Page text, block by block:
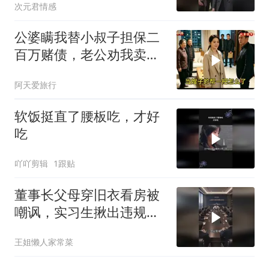
次元君情感
公婆瞒我替小叔子担保二
百万赌债，老公劝我卖房
阿天爱旅行
软饭挺直了腰板吃，才好
吃
吖吖剪辑 1跟贴
董事长父母穿旧衣看房被
嘲讽，实习生揪出违规黑
王姐懒人家常菜